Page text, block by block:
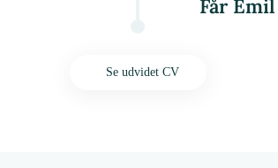
Får
Se udvidet CV